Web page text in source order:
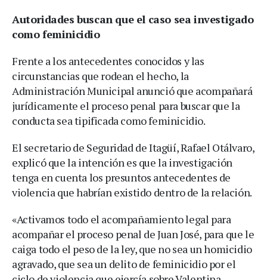
Autoridades buscan que el caso sea investigado
como feminicidio
Frente a los antecedentes conocidos y las
circunstancias que rodean el hecho, la
Administración Municipal anunció que acompañará
jurídicamente el proceso penal para buscar que la
conducta sea tipificada como feminicidio.
El secretario de Seguridad de Itagüí, Rafael Otálvaro,
explicó que la intención es que la investigación
tenga en cuenta los presuntos antecedentes de
violencia que habrían existido dentro de la relación.
«Activamos todo el acompañamiento legal para
acompañar el proceso penal de Juan José, para que le
caiga todo el peso de la ley, que no sea un homicidio
agravado, que sea un delito de feminicidio por el